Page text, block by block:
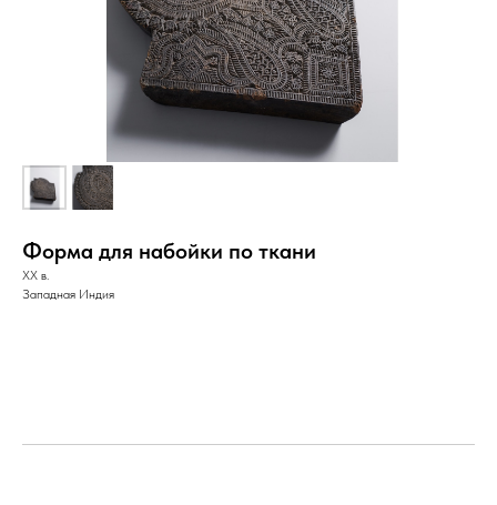
Форма для набойки по ткани
XX в.
Западная Индия